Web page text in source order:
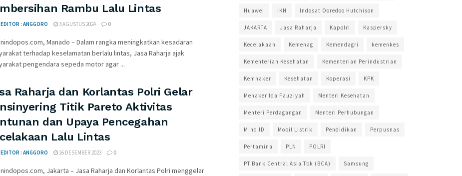
Rambu Lalu Lintas
EDITOR : ANGGORO 3 AGUSTUS 2024 0
Manado – Dalam rangka meningkatkan kesadaran
terhadap keselamatan berlalu lintas, Jasa Raharja ajak
pengendara sepeda motor agar ...
Raharja dan Korlantas Polri Gelar
Titik Pareto Aktivitas
dan Upaya Pencegahan
Lalu Lintas
EDITOR : ANGGORO 16 DESEMBER 2023 0
Jakarta – Jasa Raharja dan Korlantas Polri menggelar
Huawei IKN Indosat Ooredoo Hutchison
JAKARTA Jasa Raharja Kapolri Kaspersky
Kecelakaan Kemenag Kemendagri kemenkes
Kementerian Kesehatan Kementerian Perindustrian
Kemnaker Kesehatan Koperasi KPK
Menaker Ida Fauziyah Menteri Kesehatan
Menteri Perdagangan Menteri Perhubungan
Mind ID Mobil Listrik Pendidikan Perpusnas
Pertamina PLN POLRI
PT Bank Central Asia Tbk (BCA) Samsung